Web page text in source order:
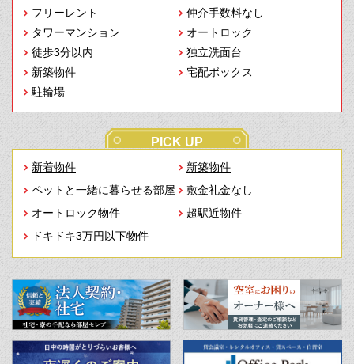
フリーレント
仲介手数料なし
タワーマンション
オートロック
徒歩3分以内
独立洗面台
新築物件
宅配ボックス
駐輪場
PICK UP
新着物件
新築物件
ペットと一緒に暮らせる部屋
敷金礼金なし
オートロック物件
超駅近物件
ドキドキ3万円以下物件